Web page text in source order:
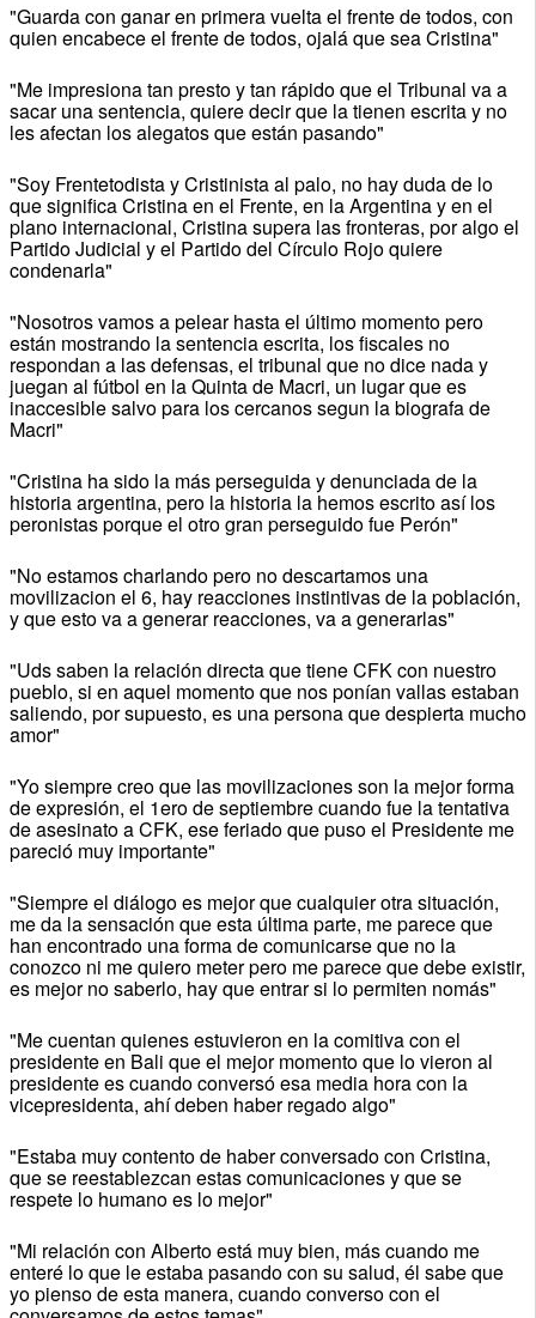
"Guarda con ganar en primera vuelta el frente de todos, con
quien encabece el frente de todos, ojalá que sea Cristina"
"Me impresiona tan presto y tan rápido que el Tribunal va a
sacar una sentencia, quiere decir que la tienen escrita y no
les afectan los alegatos que están pasando"
"Soy Frentetodista y Cristinista al palo, no hay duda de lo
que significa Cristina en el Frente, en la Argentina y en el
plano internacional, Cristina supera las fronteras, por algo el
Partido Judicial y el Partido del Círculo Rojo quiere
condenarla"
"Nosotros vamos a pelear hasta el último momento pero
están mostrando la sentencia escrita, los fiscales no
respondan a las defensas, el tribunal que no dice nada y
juegan al fútbol en la Quinta de Macri, un lugar que es
inaccesible salvo para los cercanos segun la biografa de
Macri"
"Cristina ha sido la más perseguida y denunciada de la
historia argentina, pero la historia la hemos escrito así los
peronistas porque el otro gran perseguido fue Perón"
"No estamos charlando pero no descartamos una
movilizacion el 6, hay reacciones instintivas de la población,
y que esto va a generar reacciones, va a generarlas"
"Uds saben la relación directa que tiene CFK con nuestro
pueblo, si en aquel momento que nos ponían vallas estaban
saliendo, por supuesto, es una persona que despierta mucho
amor"
"Yo siempre creo que las movilizaciones son la mejor forma
de expresión, el 1ero de septiembre cuando fue la tentativa
de asesinato a CFK, ese feriado que puso el Presidente me
pareció muy importante"
"Siempre el diálogo es mejor que cualquier otra situación,
me da la sensación que esta última parte, me parece que
han encontrado una forma de comunicarse que no la
conozco ni me quiero meter pero me parece que debe existir,
es mejor no saberlo, hay que entrar si lo permiten nomás"
"Me cuentan quienes estuvieron en la comitiva con el
presidente en Bali que el mejor momento que lo vieron al
presidente es cuando conversó esa media hora con la
vicepresidenta, ahí deben haber regado algo"
"Estaba muy contento de haber conversado con Cristina,
que se reestablezcan estas comunicaciones y que se
respete lo humano es lo mejor"
"Mi relación con Alberto está muy bien, más cuando me
enteré lo que le estaba pasando con su salud, él sabe que
yo pienso de esta manera, cuando converso con el